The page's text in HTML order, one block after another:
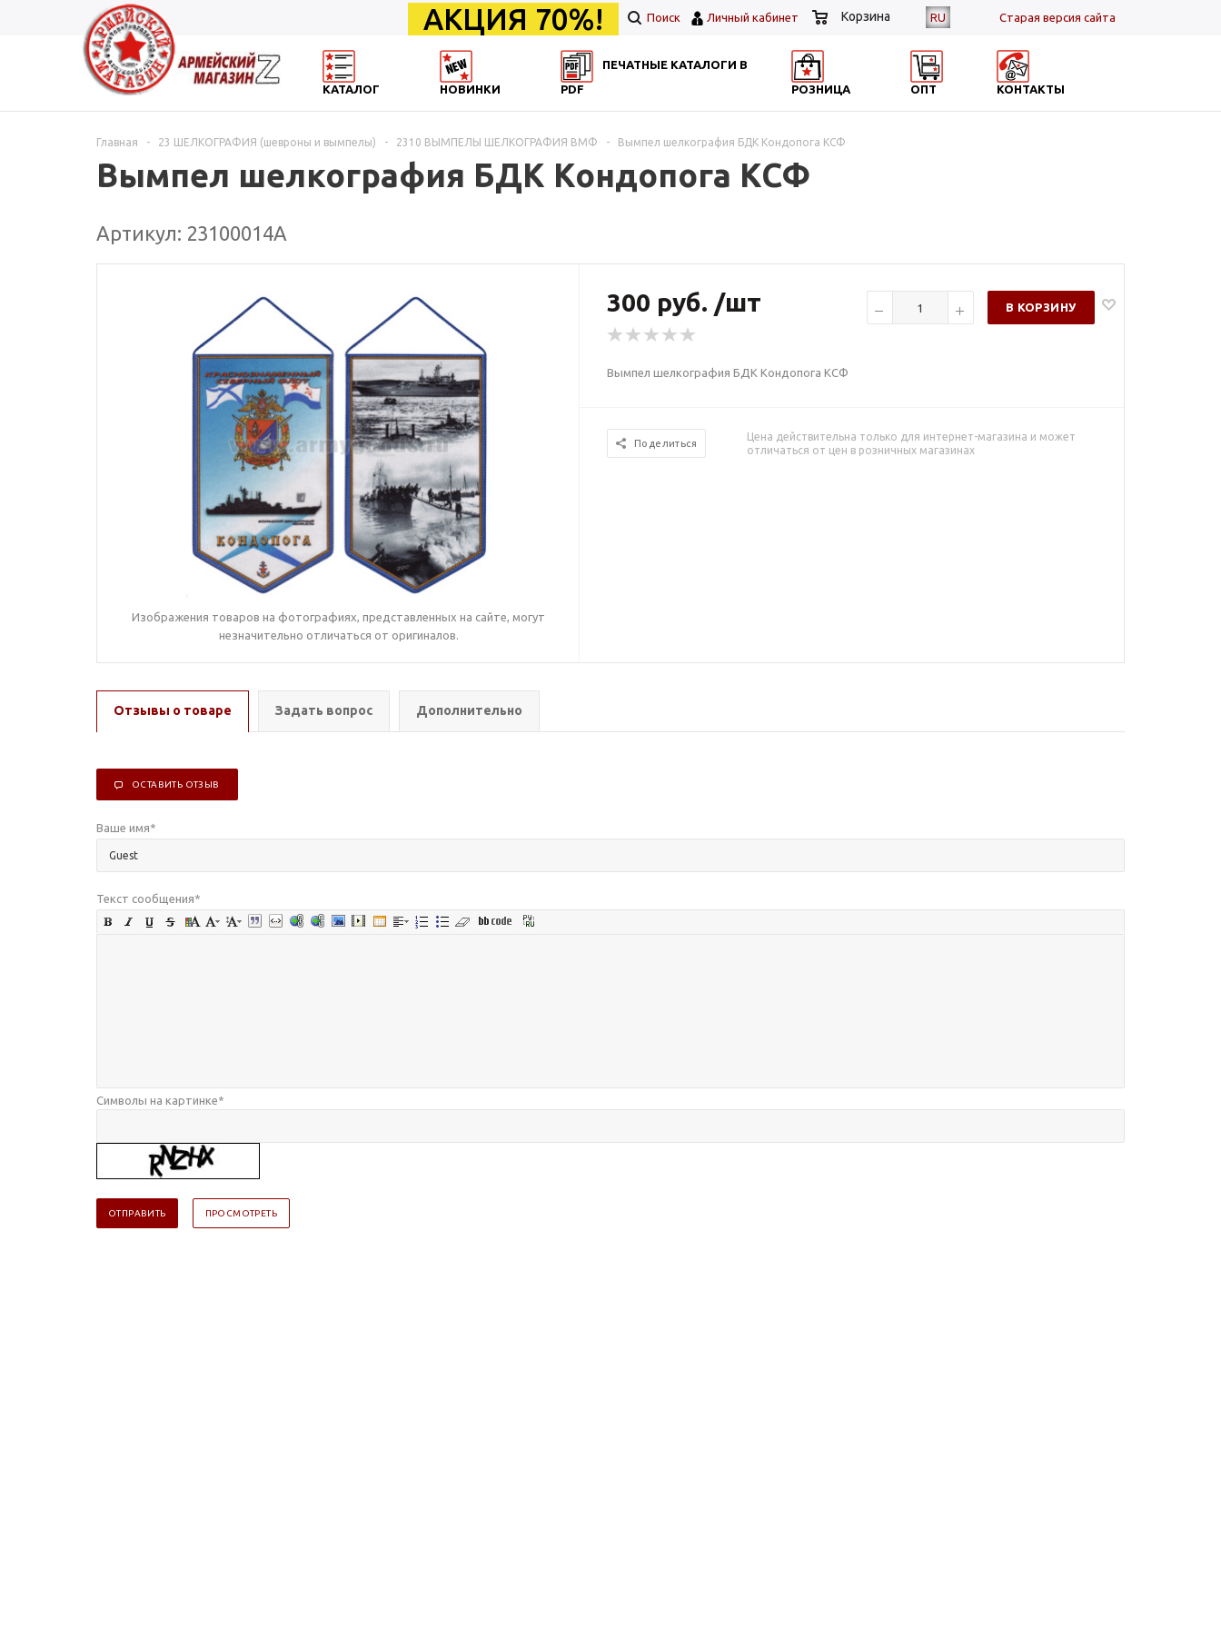
RU Cтарая версия сайта
АКЦИЯ 70%! Поиск Личный кабинет Корзина
КАТАЛОГ НОВИНКИ
ПЕЧАТНЫЕ КАТАЛОГИ В
PDF
РОЗНИЦА ОПТ КОНТАКТЫ
Главная - 23 ШЕЛКОГРАФИЯ (шевроны и вымпелы) - 2310 ВЫМПЕЛЫ ШЕЛКОГРАФИЯ ВМФ - Вымпел шелкография БДК Кондопога КСФ
Вымпел шелкография БДК Кондопога КСФ
Артикул: 23100014А
Изображения товаров на фотографиях, представленных на сайте, могут
незначительно отличаться от оригиналов.
300 руб. /шт В КОРЗИНУ
Вымпел шелкография БДК Кондопога КСФ
Поделиться
Цена действительна только для интернет-магазина и может
отличаться от цен в розничных магазинах
Отзывы о товаре Задать вопрос Дополнительно
ОСТАВИТЬ ОТЗЫВ
Ваше имя*
Текст сообщения*
Символы на картинке*